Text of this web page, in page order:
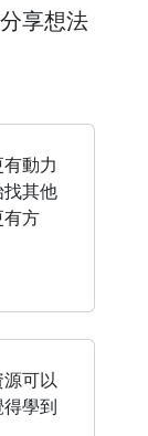
享想法
動力
其他
方
可以
學到